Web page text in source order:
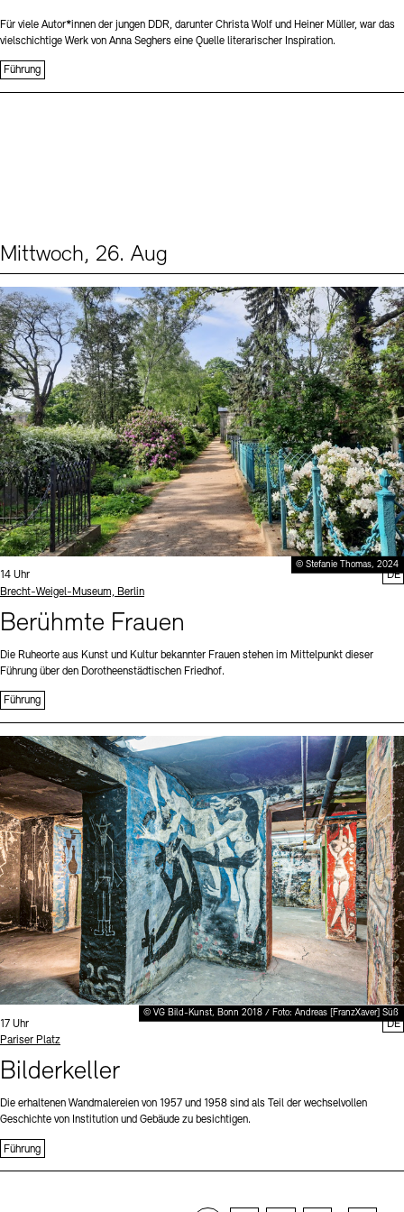
Für viele Autor*innen der jungen DDR, darunter Christa Wolf und Heiner Müller, war das
vielschichtige Werk von Anna Seghers eine Quelle literarischer Inspiration.
Führung
Mittwoch, 26. Aug
© Stefanie Thomas, 2024
Uhrzeit:
14 Uhr
Standort
Brecht-Weigel-Museum, Berlin
Berühmte Frauen
Die Ruheorte aus Kunst und Kultur bekannter Frauen stehen im Mittelpunkt dieser
Führung über den Dorotheenstädtischen Friedhof.
Führung
DE
© VG Bild-Kunst, Bonn 2018 / Foto: Andreas [FranzXaver] Süß
Uhrzeit:
17 Uhr
Standort
Pariser Platz
Bilderkeller
Die erhaltenen Wandmalereien von 1957 und 1958 sind als Teil der wechselvollen
Geschichte von Institution und Gebäude zu besichtigen.
Führung
DE